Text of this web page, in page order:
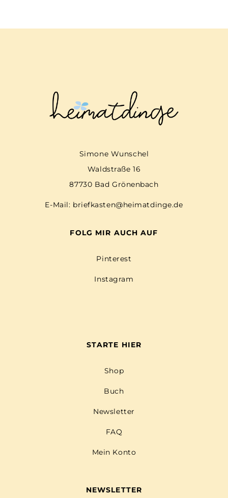
Simone Wunschel
Waldstraße 16
87730 Bad Grönenbach
E-Mail: briefkasten@heimatdinge.de
FOLG MIR AUCH AUF
Pinterest
Instagram
STARTE HIER
Shop
Buch
Newsletter
FAQ
Mein Konto
NEWSLETTER